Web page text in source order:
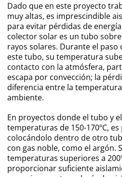
Dado que en este proyecto
muy altas, es imprescindible
para evitar pérdidas de
colector solar es un tubo
rayos solares. Durante el
este tubo, su temperatura
contacto con la atmósfera,
escapa por convección; la
diferencia entre la
ambiente.
En proyectos donde el tubo y
temperaturas de 150-170ºC,
colocándolo dentro de otro
con gas noble, como el argón.
temperaturas superiores a
proporcionar suficiente